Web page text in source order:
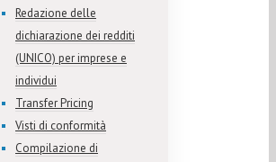
Redazione delle
dichiarazione dei redditi
(UNICO) per imprese e
individui
Transfer Pricing
Visti di conformità
Compilazione di